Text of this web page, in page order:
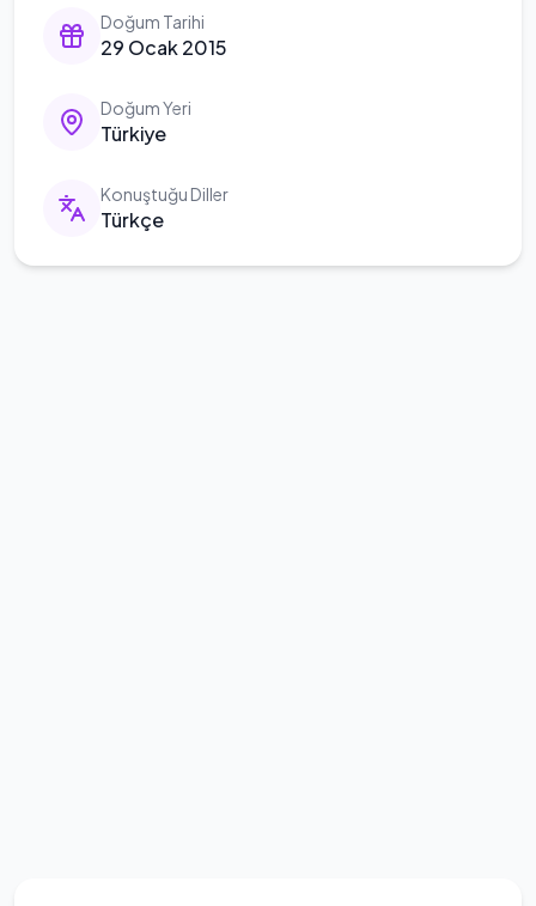
Doğum Tarihi
29 Ocak 2015
Doğum Yeri
Türkiye
Konuştuğu Diller
Türkçe